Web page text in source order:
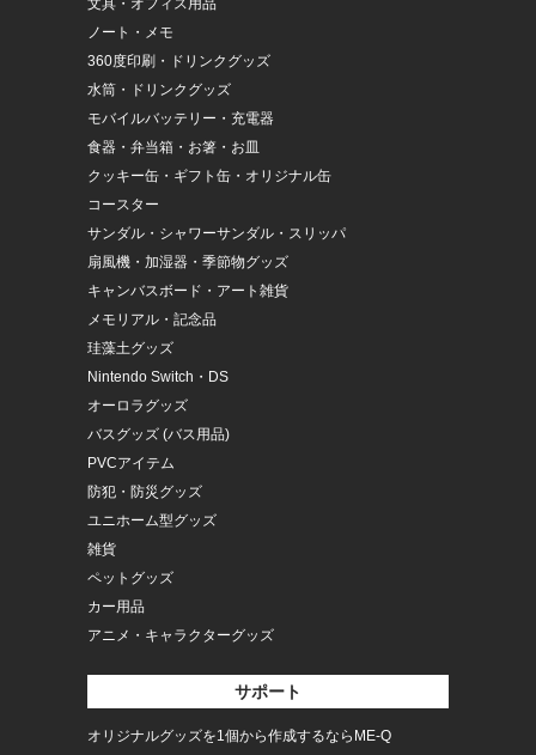
文具・オフィス用品
ノート・メモ
360度印刷・ドリンクグッズ
水筒・ドリンクグッズ
モバイルバッテリー・充電器
食器・弁当箱・お箸・お皿
クッキー缶・ギフト缶・オリジナル缶
コースター
サンダル・シャワーサンダル・スリッパ
扇風機・加湿器・季節物グッズ
キャンバスボード・アート雑貨
メモリアル・記念品
珪藻土グッズ
Nintendo Switch・DS
オーロラグッズ
バスグッズ (バス用品)
PVCアイテム
防犯・防災グッズ
ユニホーム型グッズ
雑貨
ペットグッズ
カー用品
アニメ・キャラクターグッズ
サポート
オリジナルグッズを1個から作成するならME-Q